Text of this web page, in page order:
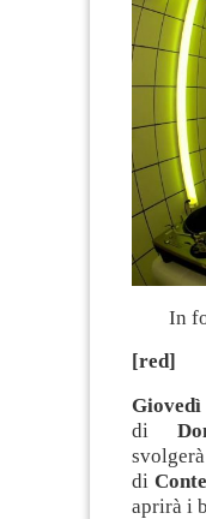
In
[red]
di
di
aprirà i